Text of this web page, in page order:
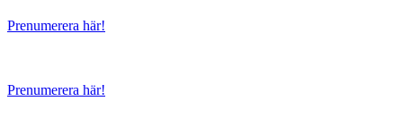
Prenumerera här!
Prenumerera här!